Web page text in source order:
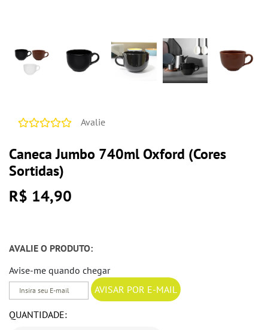
Avalie
Caneca Jumbo 740ml Oxford (Cores
Sortidas)
R$ 14,90
AVALIE O PRODUTO:
Avise-me quando chegar
QUANTIDADE: